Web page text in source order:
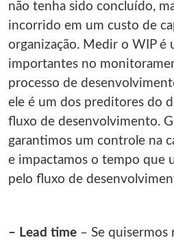
não tenha sido concluído,
incorrido em um custo de
organização. Medir o WIP é
importantes no
processo de
ele é um dos preditores do
fluxo de desenvolvimento.
garantimos um controle na
e impactamos o tempo que
pelo fluxo de
– Lead time – Se quisermos